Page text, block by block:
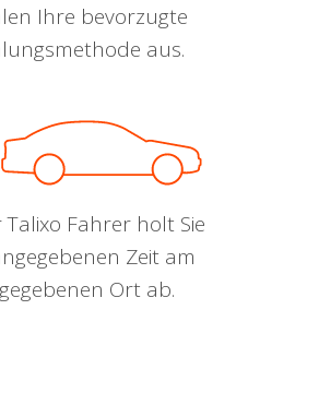
Ihre bevorzugte
aus.
Talixo Fahrer holt Sie
Zeit am
Ort ab.